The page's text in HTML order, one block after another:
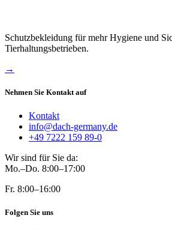
Schutzbekleidung für mehr Hygiene und
Tierhaltungsbetrieben.
→
Nehmen Sie Kontakt auf
Kontakt
info@dach-germany.de
+49 7222 159 89-0
Wir sind für Sie da:
Mo.–Do. 8:00–17:00
Fr. 8:00–16:00
Folgen Sie uns